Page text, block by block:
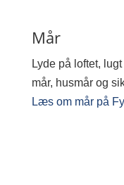
Mår
Lyde på loftet,
mår, husmår og
Læs om mår på